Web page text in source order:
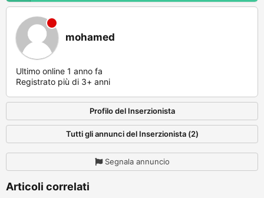
mohamed
Ultimo online 1 anno fa
Registrato più di 3+ anni
Profilo del Inserzionista
Tutti gli annunci del Inserzionista (2)
Segnala annuncio
Articoli correlati